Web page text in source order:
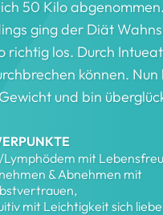
50 Kilo abgenommen.
ging der Diät
richtig los. Durch
können. Nun
und bin
Lymphödem mit
& Abnehmen mit
mit Leichtigkeit sich